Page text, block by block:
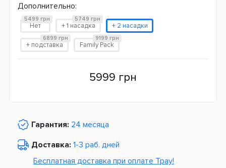
Дополнительно:
Нет
5499 грн
+ 1 насадка
5749 грн
+ 2 насадки
+ подставка
6899 грн
Family Pack
9199 грн
5999 грн
Гарантия: 24 месяца
Доставка: 1-3 раб. дней
Бесплатная доставка при оплате Tpay!